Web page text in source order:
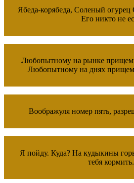
Ябеда-корябеда, Соленый
Его никто не
Любопытному на рынке
Любопытному на днях
Воображуля номер пять,
Я пойду. Куда? На кудыкины
тебя кормить.